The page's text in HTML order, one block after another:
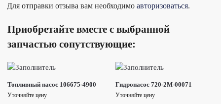
Для отправки отзыва вам необходимо авторизоваться.
Приобретайте вместе с выбранной
запчастью сопутствующие:
Топливный насос 106675-4900
Уточняйте цену
Гидронасос 720-2M-00071
Уточняйте цену